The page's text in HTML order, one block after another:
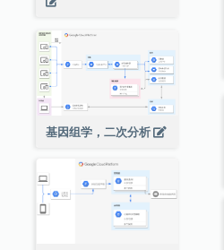
基因组学，二次分析